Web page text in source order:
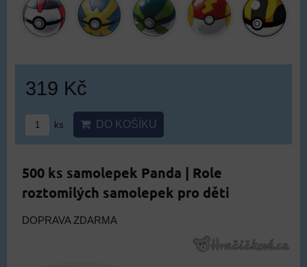
319 Kč
ks DO KOŠÍKU
500 ks samolepek Panda | Role
roztomilých samolepek pro děti
DOPRAVA ZDARMA